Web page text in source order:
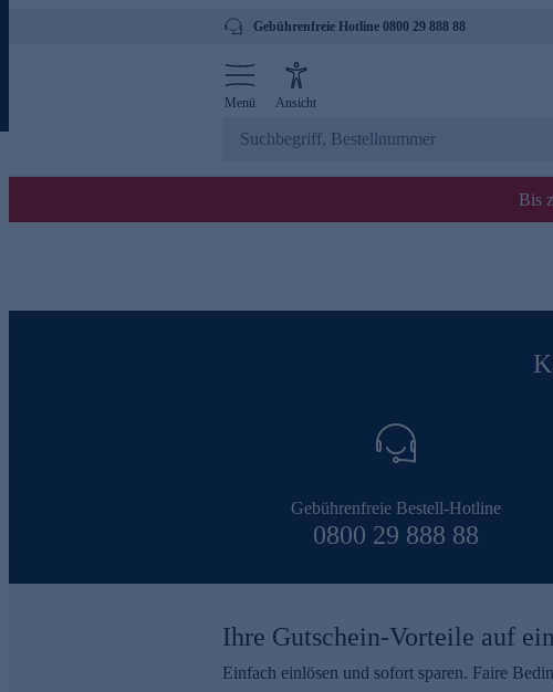
Gebührenfreie Hotline 0800 29 888 88
Menü Ansicht
Bis
Gebührenfreie Bestell-Hotline
0800 29 888 88
Ihre Gutschein-Vorteile auf
Einfach einlösen und sofort sparen. Faire